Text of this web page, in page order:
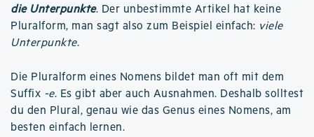
die Unterpunkte. Der unbestimmte Artikel hat keine
Pluralform, man sagt also zum Beispiel einfach: viele
Unterpunkte.
Die Pluralform eines Nomens bildet man oft mit dem
Suffix -e. Es gibt aber auch Ausnahmen. Deshalb solltest
du den Plural, genau wie das Genus eines Nomens, am
besten einfach lernen.